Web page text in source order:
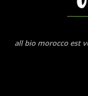
all bio morocco est